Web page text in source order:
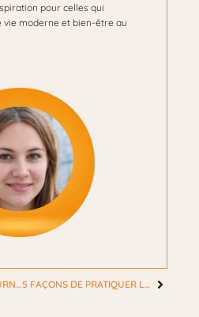
pour celles qui
moderne et bien-être au
LA ROBE : UN INCONTOURNABLE DU DRESSING FÉMININ 5 FAÇONS DE PRATIQUER LA PLEINE CONSCIENCE CHAQUE JOUR